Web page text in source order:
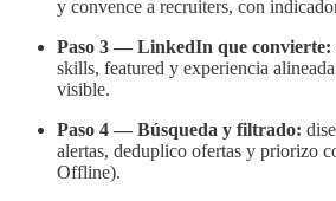
y convence a recruiters, con
Paso 3 — LinkedIn que convierte:
skills, featured y experiencia
visible.
Paso 4 — Búsqueda y filtrado:
alertas, deduplico ofertas y priorizo
Offline).